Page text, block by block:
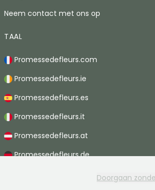
Doorgaan
Neem contact met ons op
TAAL
Promessedefleurs.com
Promessedefleurs.ie
Promessedefleurs.es
Promessedefleurs.it
Promessedefleurs.at
Promessedefleurs.de